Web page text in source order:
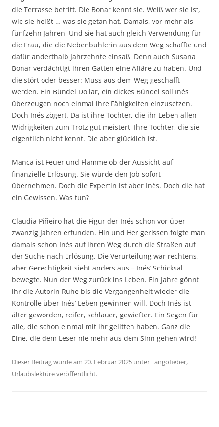
die Terrasse betritt. Die Bonar kennt sie. Weiß wer sie ist,
wie sie heißt … was sie getan hat. Damals, vor mehr als
fünfzehn Jahren. Und sie hat auch gleich Verwendung für
die Frau, die die Nebenbuhlerin aus dem Weg schaffte und
dafür anderthalb Jahrzehnte einsaß. Denn auch Susana
Bonar verdächtigt ihren Gatten eine Affäre zu haben. Und
die stört oder besser: Muss aus dem Weg geschafft
werden. Ein Bündel Dollar, ein dickes Bündel soll Inés
überzeugen noch einmal ihre Fähigkeiten einzusetzen.
Doch Inés zögert. Da ist ihre Tochter, die ihr Leben allen
Widrigkeiten zum Trotz gut meistert. Ihre Tochter, die sie
eigentlich nicht kennt. Die aber glücklich ist.
Manca ist Feuer und Flamme ob der Aussicht auf
finanzielle Erlösung. Sie würde den Job sofort
übernehmen. Doch die Expertin ist aber Inés. Doch die hat
ein Gewissen. Was tun?
Claudia Piñeiro hat die Figur der Inés schon vor über
zwanzig Jahren erfunden. Hin und Her gerissen folgte man
damals schon Inés auf ihren Weg durch die Straßen auf
der Suche nach Erlösung. Die Verurteilung war rechtens,
aber Gerechtigkeit sieht anders aus – Inés’ Schicksal
bewegte. Nun der Weg zurück ins Leben. Ein Jahre gönnt
ihr die Autorin Ruhe bis die Vergangenheit wieder die
Kontrolle über Inés’ Leben gewinnen will. Doch Inés ist
älter geworden, reifer, schlauer, gewiefter. Ein Segen für
alle, die schon einmal mit ihr gelitten haben. Ganz die
Eine, die dem Leser nie mehr aus dem Sinn gehen wird!
Dieser Beitrag wurde am 20. Februar 2025 unterTangofieber,
Urlaubslektüreveröffentlicht.